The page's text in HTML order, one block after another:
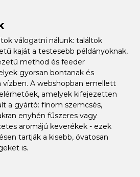
válogatni nálunk: találtok
kaját a testesebb példányoknak,
method és feeder
gyorsan bontanak és
A webshopban emellett
amelyek kifejezetten
a gyártó: finom szemcsés,
enyhén fűszeres vagy
aromájú keverékek - ezek
tartják a kisebb, óvatosan
is.